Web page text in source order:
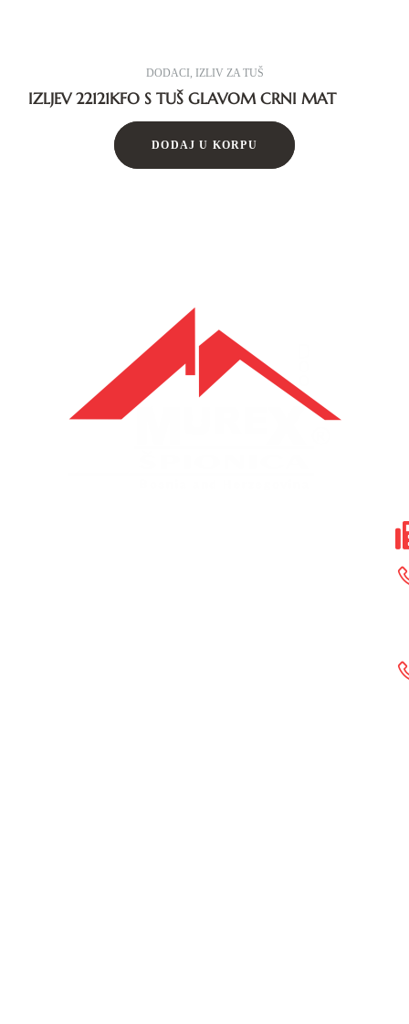
DODACI, IZLIV ZA TUŠ
IZLJEV 22121KFO S TUŠ GLAVOM CRNI MAT
DODAJ U KORPU